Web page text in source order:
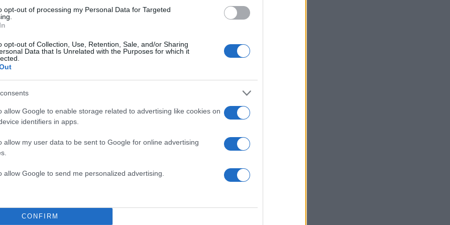
opt-out of processing my Personal Data for Targeted
opt-out of Collection, Use, Retention, Sale, and/or Sharing
Data that Is Unrelated with the Purposes for which it
allow Google to enable storage related to advertising like cookies on
identifiers in apps.
allow my user data to be sent to Google for online advertising
allow Google to send me personalized advertising.
CONFIRM
έρχεται στην Ελλάδα και αποφασίζει να κατοικήσει
ορεινή περιοχή του δήμου Αιγιαλείας στην Αχαΐα.
του «Αντώνη Τζίμα» και δήλωνε παντρεμένος με μια
σε μια κατοικία η οποία ήταν χτισμένη σε μια πλαγιά
10 στρεμμάτων, με υψηλή περίφραξη που δεν επέτρεπε τη
είχε πολλά σκυλιά. Εμφανιζόταν ως καλλιεργητής κι
του έμεναν η μητέρα του και ο πατέρας του ο
και για υπόθαλψη εγκληματία.
3 – 4 ημέρες για να φτάσουν στα ίχνη και να
σύλληψης του 56χρονου άνδρα. Το πρωί της
ΕΛΑΣ βρίσκονταν έξω από το σπίτι που διέμενε κι όταν
μαύρο αυτοκίνητο το σταμάτησαν. Εντός του οχήματος
δεν είχε ταυτότητα μαζί του, όταν ερωτήθηκε ανέφερε